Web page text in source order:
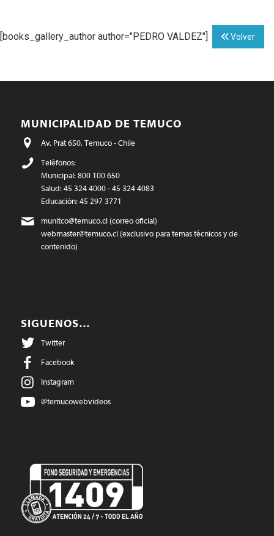
[books_gallery_author author="PEDRO VALDEZ"] Volver
MUNICIPALIDAD DE TEMUCO
Av. Prat 650, Temuco - Chile
Teléfonos:
Municipal: 800 100 650
Salud: 45 324 4000 - 45 324 4083
Educación: 45 297 3771
munitco@temuco.cl(correo oficial)
webmaster@temuco.cl(exclusivo para temas técnicos y de
contenido)
SIGUENOS…
Twitter
Facebook
Instagram
@temucowebvideos